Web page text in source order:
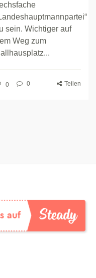
sein. Wichtiger auf
Weg zum
0 0 Teilen